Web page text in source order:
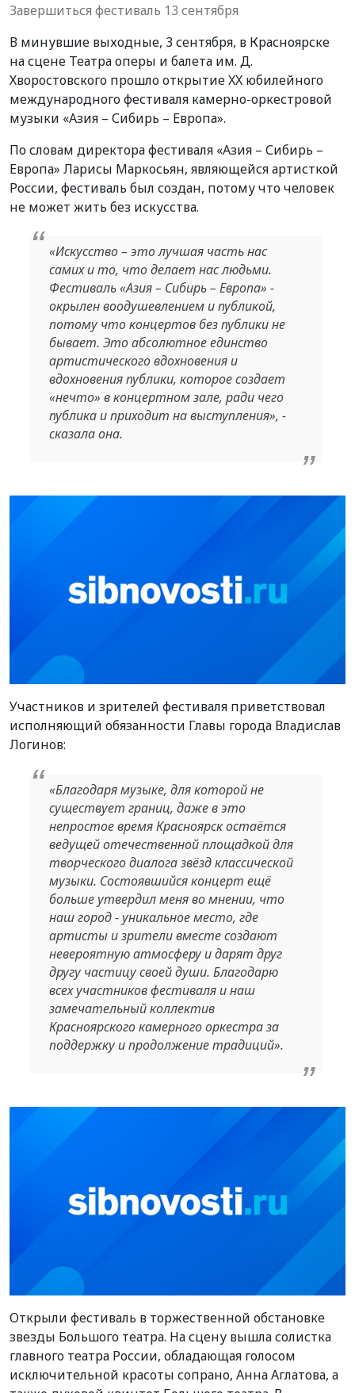
Завершиться фестиваль 13 сентября
В минувшие выходные, 3 сентября, в Красноярске
на сцене Театра оперы и балета им. Д.
Хворостовского прошло открытие XX юбилейного
международного фестиваля камерно-оркестровой
музыки «Азия – Сибирь – Европа».
По словам директора фестиваля «Азия – Сибирь –
Европа» Ларисы Маркосьян, являющейся артисткой
России, фестиваль был создан, потому что человек
не может жить без искусства.
«Искусство – это лучшая часть нас
самих и то, что делает нас людьми.
Фестиваль «Азия – Сибирь – Европа» -
окрылен воодушевлением и публикой,
потому что концертов без публики не
бывает. Это абсолютное единство
артистического вдохновения и
вдохновения публики, которое создает
«нечто» в концертном зале, ради чего
публика и приходит на выступления», -
сказала она.
Участников и зрителей фестиваля приветствовал
исполняющий обязанности Главы города Владислав
Логинов:
«Благодаря музыке, для которой не
существует границ, даже в это
непростое время Красноярск остаётся
ведущей отечественной площадкой для
творческого диалога звёзд классической
музыки. Состоявшийся концерт ещё
больше утвердил меня во мнении, что
наш город - уникальное место, где
артисты и зрители вместе создают
невероятную атмосферу и дарят друг
другу частицу своей души. Благодарю
всех участников фестиваля и наш
замечательный коллектив
Красноярского камерного оркестра за
поддержку и продолжение традиций».
Открыли фестиваль в торжественной обстановке
звезды Большого театра. На сцену вышла солистка
главного театра России, обладающая голосом
исключительной красоты сопрано, Анна Аглатова, а